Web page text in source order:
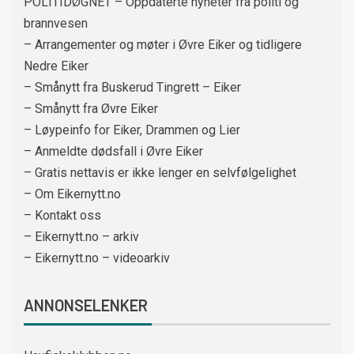
brannvesen
– Arrangementer og møter i Øvre Eiker og tidligere
Nedre Eiker
– Smånytt fra Buskerud Tingrett – Eiker
– Smånytt fra Øvre Eiker
– Løypeinfo for Eiker, Drammen og Lier
– Anmeldte dødsfall i Øvre Eiker
– Gratis nettavis er ikke lenger en selvfølgelighet
– Om Eikernytt.no
– Kontakt oss
– Eikernytt.no – arkiv
– Eikernytt.no – videoarkiv
ANNONSELENKER